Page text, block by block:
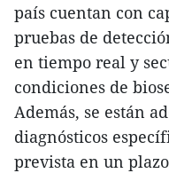
país cuentan con
pruebas de
en tiempo real y
condiciones de
Además, se están
diagnósticos
prevista en un